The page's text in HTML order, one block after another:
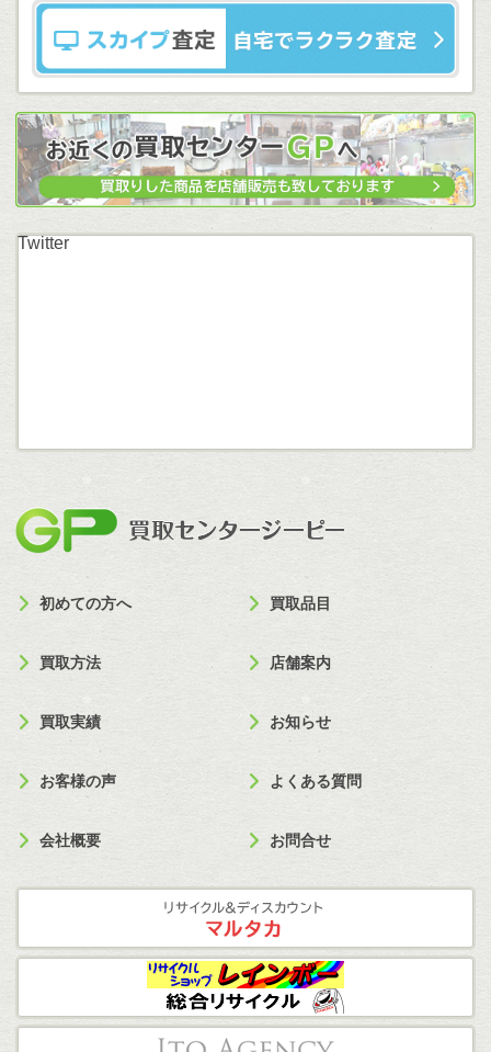
Twitter
初めての方へ 買取品目
買取方法 店舗案内
買取実績 お知らせ
お客様の声 よくある質問
会社概要 お問合せ